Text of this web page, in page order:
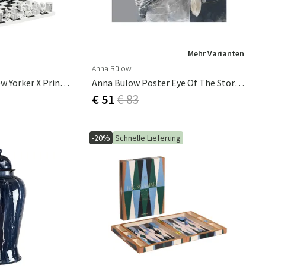
Schach NYC - The New Yorker X Printworks
Mehr Varianten
Anna Bülow
Anna Bülow Poster Eye Of The Storm 50x70 Cm
€ 51€ 83
-20% Schnelle Lieferung